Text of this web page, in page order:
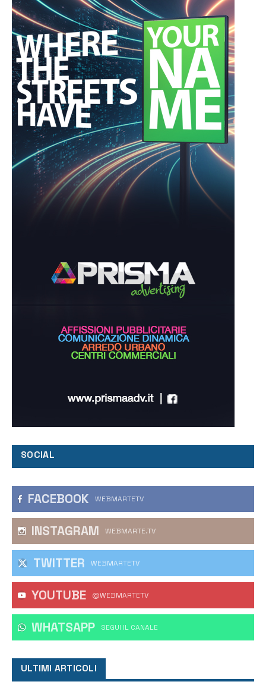
SOCIAL
FACEBOOK WEBMARTETV
INSTAGRAM WEBMARTE.TV
TWITTER WEBMARTETV
YOUTUBE @WEBMARTETV
WHATSAPP ‎SEGUI IL CANALE
ULTIMI ARTICOLI